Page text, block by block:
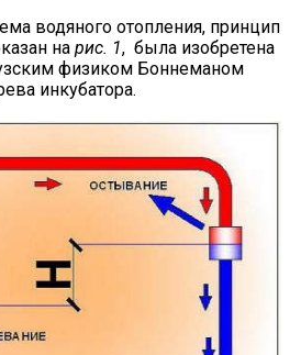
водяного отопления, принцип
на рис. 1, была изобретена
физиком Боннеманом
инкубатора.